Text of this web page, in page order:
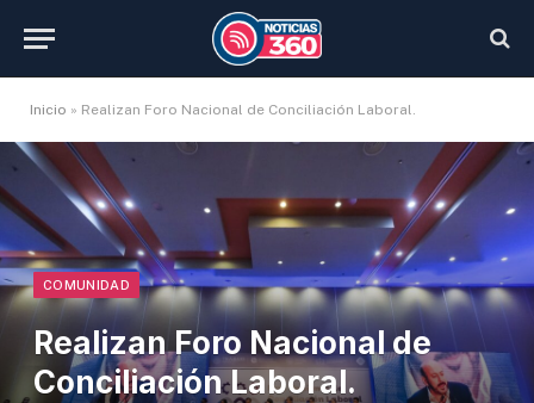
Inicio » Realizan Foro Nacional de Conciliación Laboral.
COMUNIDAD
Realizan Foro Nacional de
Conciliación Laboral.